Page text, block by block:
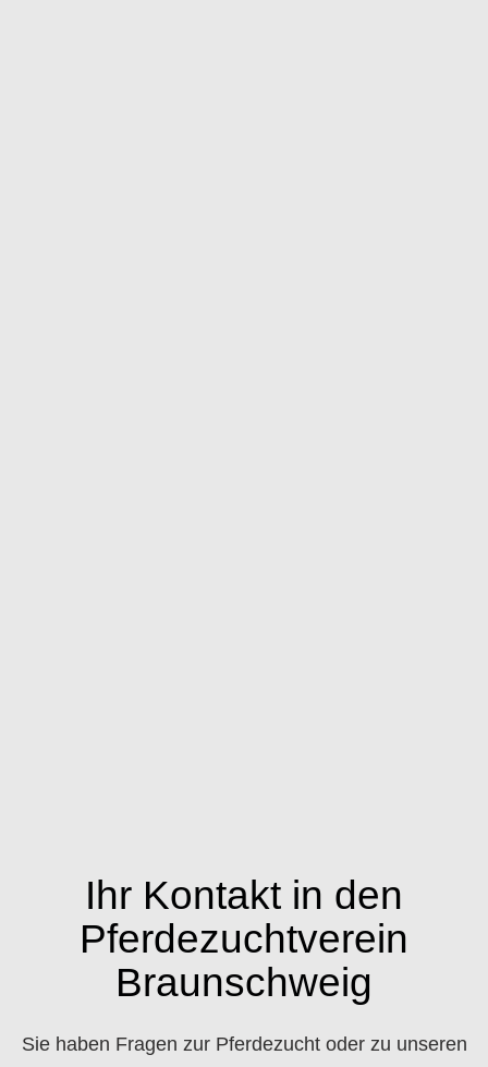
Ihr Kontakt in den
Pferdezuchtverein
Braunschweig
Sie haben Fragen zur Pferdezucht oder zu unseren